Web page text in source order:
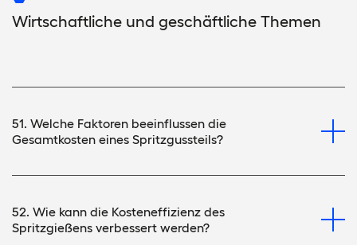
Wirtschaftliche und geschäftliche Themen
51. Welche Faktoren beeinflussen die
Gesamtkosten eines Spritzgussteils?
52. Wie kann die Kosteneffizienz des
Spritzgießens verbessert werden?